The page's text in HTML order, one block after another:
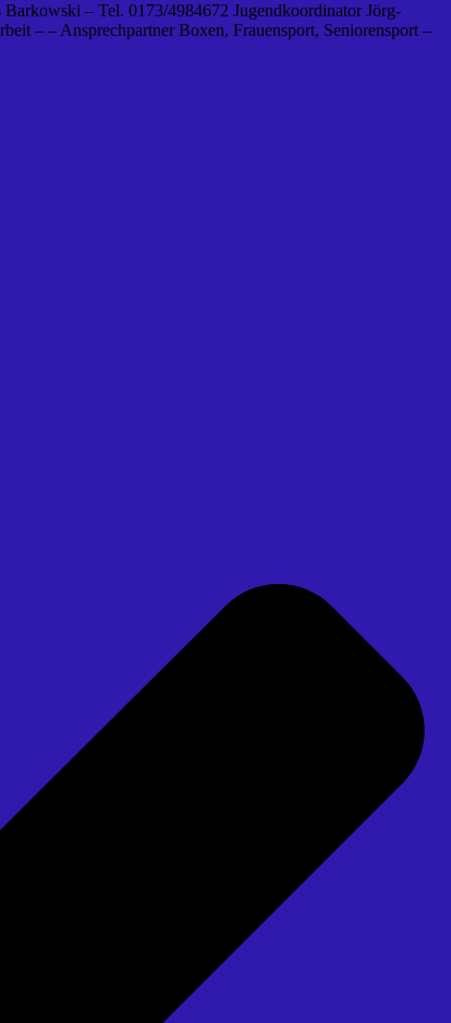
– Tel. 0173/4984672 Jugendkoordinator Jörg-
– – Ansprechpartner Boxen, Frauensport, Seniorensport –